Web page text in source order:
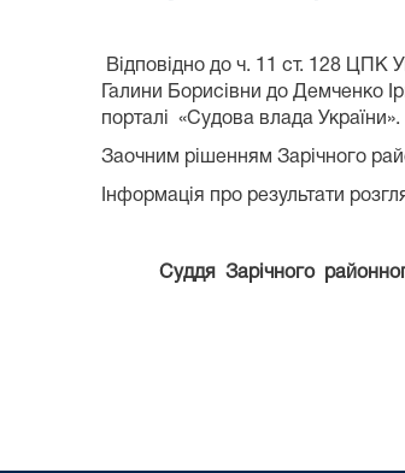
Відповідно до ч. 11 ст. 128 ЦПК
Галини Борисівни до Демченко
порталі «Судова влада України».
Заочним рішенням Зарічного
Інформація про результати
Суддя Зарічного